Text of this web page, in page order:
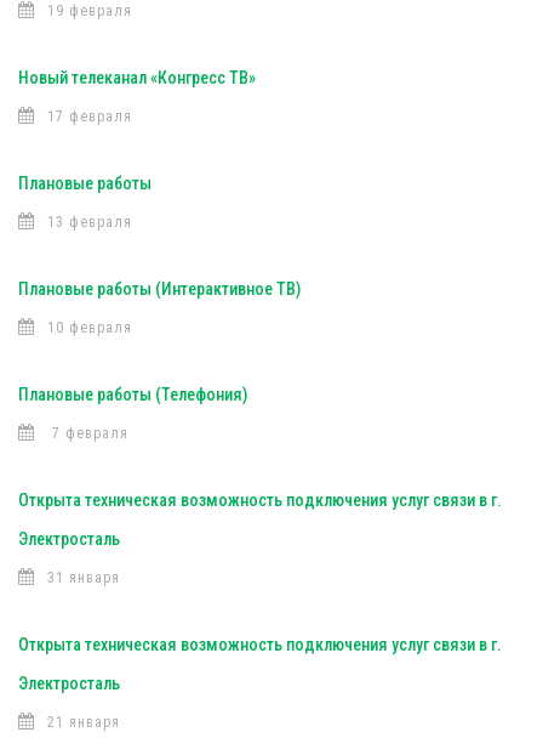
19 февраля
Новый телеканал «Конгресс ТВ»
17 февраля
Плановые работы
13 февраля
Плановые работы (Интерактивное ТВ)
10 февраля
Плановые работы (Телефония)
7 февраля
Открыта техническая возможность подключения услуг связи в г.
Электросталь
31 января
Открыта техническая возможность подключения услуг связи в г.
Электросталь
21 января